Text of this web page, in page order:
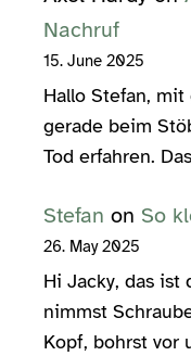
Nachruf
15. June 2025
Hallo Stefan,
gerade beim
Tod erfahren.
Stefan on So
26. May 2025
Hi Jacky, das ist
nimmst
Kopf, bohrst vor